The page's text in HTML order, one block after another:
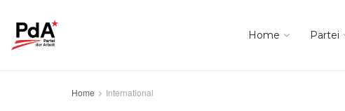
Home Partei
Home International